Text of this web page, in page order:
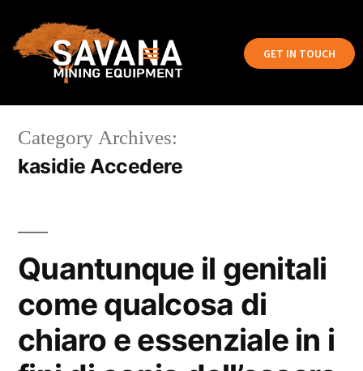
GET IN TOUCH
Category Archives:
kasidie Accedere
Quantunque il genitali
come qualcosa di
chiaro e essenziale in i